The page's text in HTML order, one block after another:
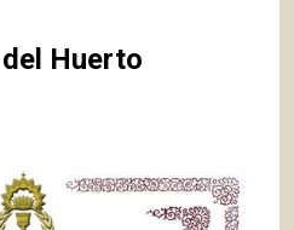
Huerto